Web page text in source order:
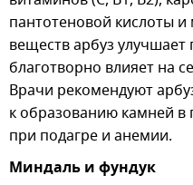
пантотеновой кислоты
веществ арбуз
благотворно влияет на
Врачи рекомендуют
к образованию камней в
при подагре и анемии.
Миндаль и фундук